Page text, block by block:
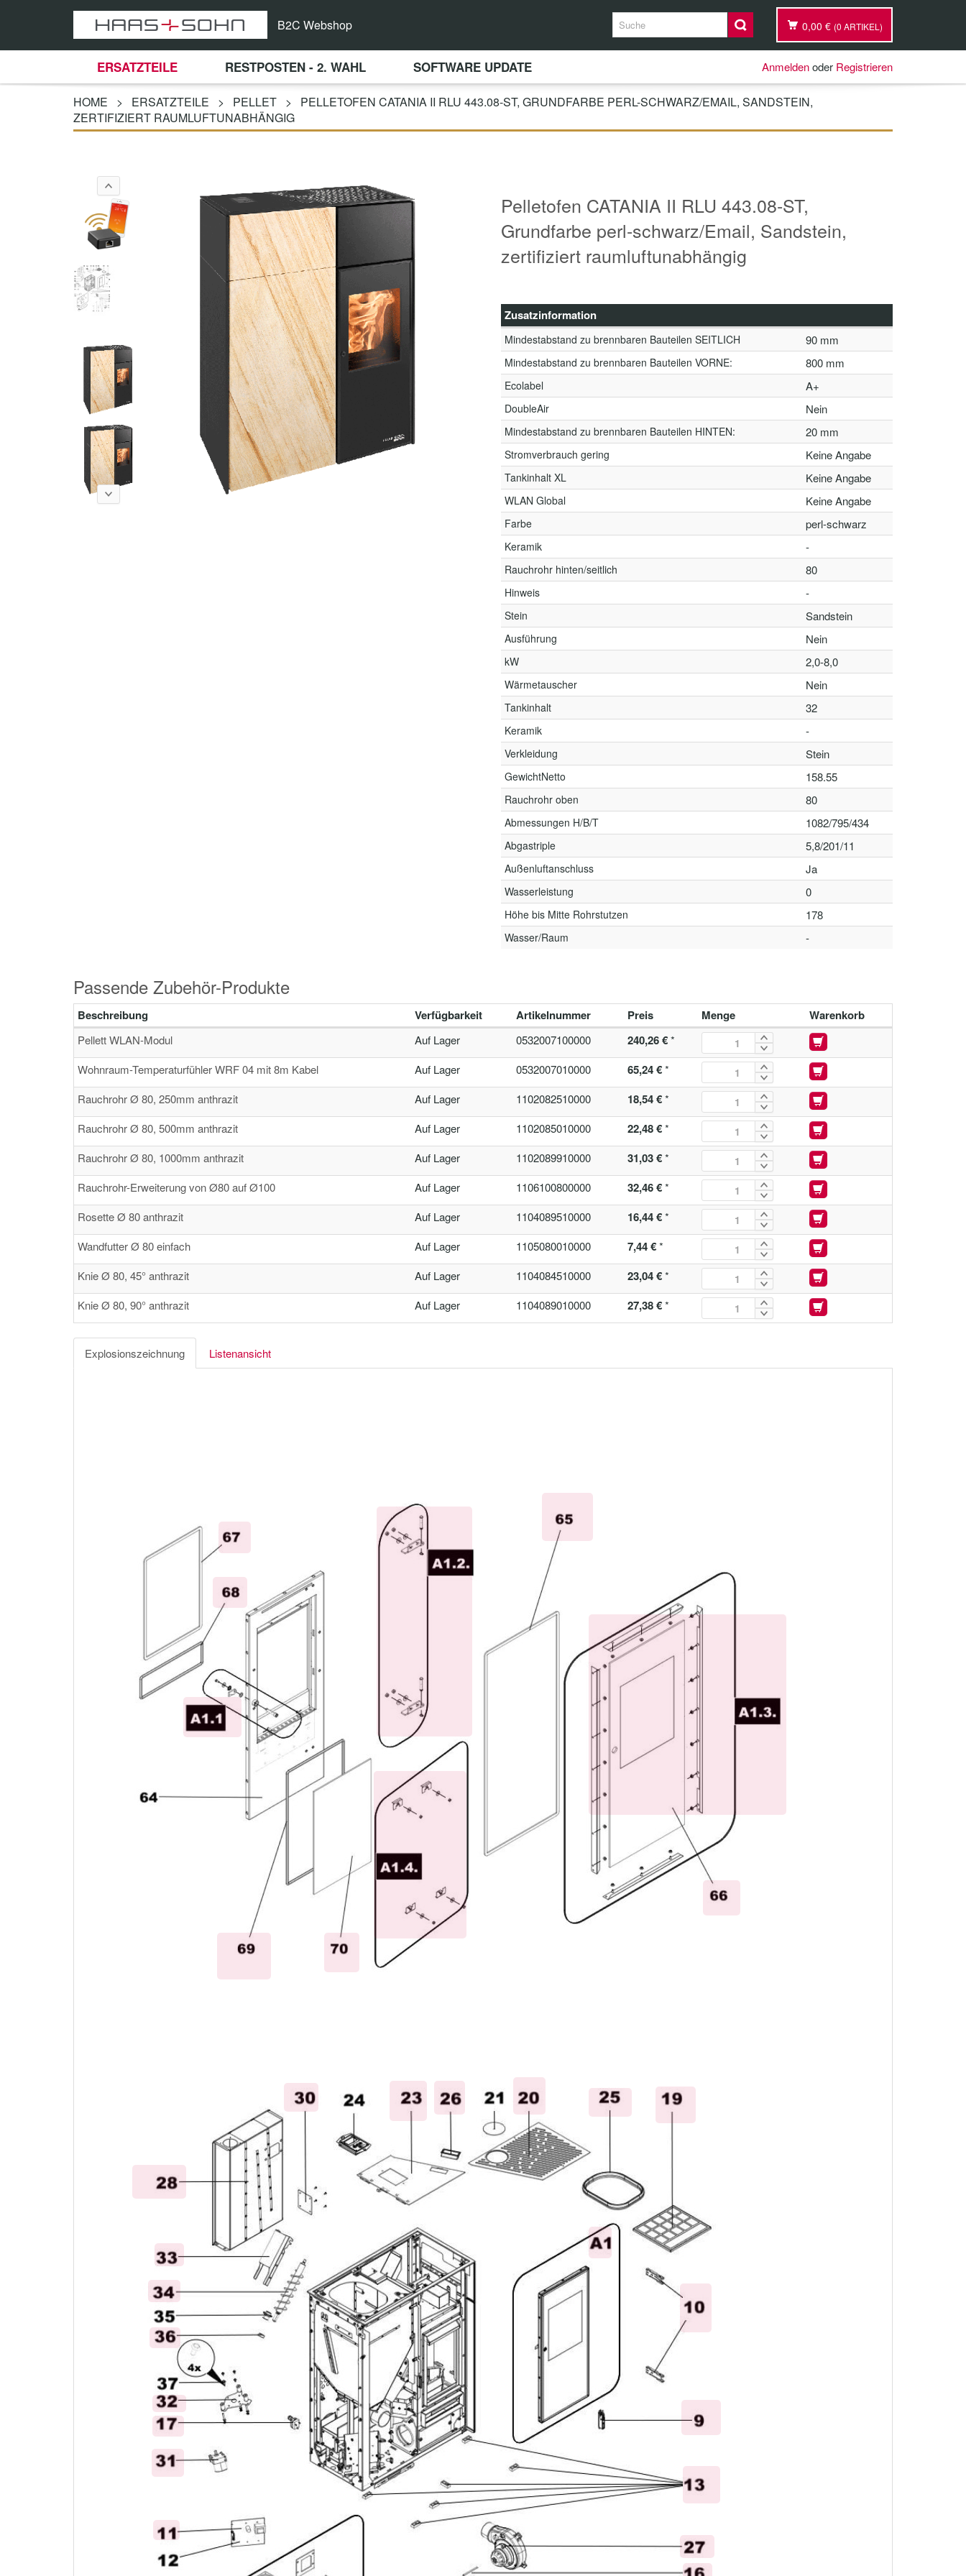
B2C Webshop 0,00 € (0 ARTIKEL)
ERSATZTEILE RESTPOSTEN - 2. WAHL SOFTWARE UPDATE Anmeldenoder Registrieren
HOME > ERSATZTEILE > PELLET >
PELLETOFEN CATANIA II RLU 443.08-ST, GRUNDFARBE PERL-SCHWARZ/EMAIL, SANDSTEIN,
ZERTIFIZIERT RAUMLUFTUNABHÄNGIG
Pelletofen CATANIA II RLU 443.08-ST,
Grundfarbe perl-schwarz/Email, Sandstein,
zertifiziert raumluftunabhängig
Zusatzinformation
Mindestabstand zu brennbaren Bauteilen SEITLICH 90 mm
Mindestabstand zu brennbaren Bauteilen VORNE: 800 mm
Ecolabel A+
DoubleAir Nein
Mindestabstand zu brennbaren Bauteilen HINTEN: 20 mm
Stromverbrauch gering Keine Angabe
Tankinhalt XL Keine Angabe
WLAN Global Keine Angabe
Farbe perl-schwarz
Keramik -
Rauchrohr hinten/seitlich 80
Hinweis -
Stein Sandstein
Ausführung Nein
kW 2,0-8,0
Wärmetauscher Nein
Tankinhalt 32
Keramik -
Verkleidung Stein
GewichtNetto 158.55
Rauchrohr oben 80
Abmessungen H/B/T 1082/795/434
Abgastriple 5,8/201/11
Außenluftanschluss Ja
Wasserleistung 0
Höhe bis Mitte Rohrstutzen 178
Wasser/Raum -
Passende Zubehör-Produkte
Beschreibung Verfügbarkeit Artikelnummer Preis Menge Warenkorb
Pellett WLAN-Modul Auf Lager 0532007100000 240,26 €*
Wohnraum-Temperaturfühler WRF 04 mit 8m Kabel
Auf Lager 0532007010000 65,24 €*
Rauchrohr Ø 80, 250mm anthrazit
Auf Lager 1102082510000 18,54 €*
Rauchrohr Ø 80, 500mm anthrazit
Auf Lager 1102085010000 22,48 €*
Rauchrohr Ø 80, 1000mm anthrazit
Auf Lager 1102089910000 31,03 €*
Rauchrohr-Erweiterung von Ø80 auf Ø100
Auf Lager 1106100800000 32,46 €*
Rosette Ø 80 anthrazit
Auf Lager 1104089510000 16,44 €*
Wandfutter Ø 80 einfach
Auf Lager 1105080010000 7,44 €*
Knie Ø 80, 45° anthrazit
Auf Lager 1104084510000 23,04 €*
Knie Ø 80, 90° anthrazit
Auf Lager 1104089010000 27,38 €*
Explosionszeichnung Listenansicht